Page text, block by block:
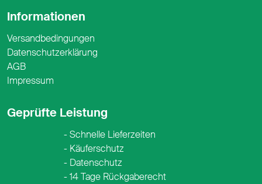
Informationen
Versandbedingungen
Datenschutzerklärung
AGB
Impressum
Geprüfte Leistung
Schnelle Lieferzeiten
Käuferschutz
Datenschutz
14 Tage Rückgaberecht